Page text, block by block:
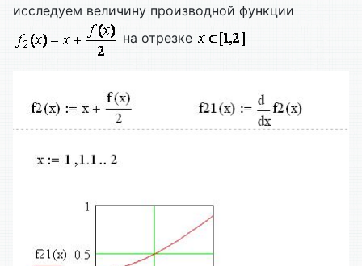
исследуем величину производной функции
на отрезке